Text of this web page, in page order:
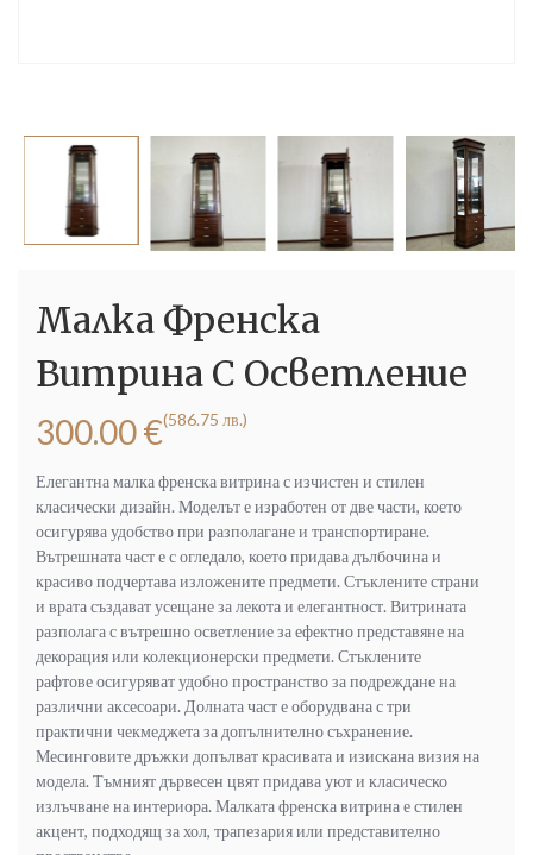
Малка Френска
Витрина С Осветление
300.00€(586.75 лв.)
Елегантна малка френска витрина с изчистен и стилен
класически дизайн. Моделът е изработен от две части, което
осигурява удобство при разполагане и транспортиране.
Вътрешната част е с огледало, което придава дълбочина и
красиво подчертава изложените предмети. Стъклените страни
и врата създават усещане за лекота и елегантност. Витрината
разполага с вътрешно осветление за ефектно представяне на
декорация или колекционерски предмети. Стъклените
рафтове осигуряват удобно пространство за подреждане на
различни аксесоари. Долната част е оборудвана с три
практични чекмеджета за допълнително съхранение.
Месинговите дръжки допълват красивата и изискана визия на
модела. Тъмният дървесен цвят придава уют и класическо
излъчване на интериора. Малката френска витрина е стилен
акцент, подходящ за хол, трапезария или представително